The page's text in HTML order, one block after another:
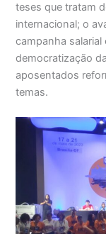
teses que tratam
internacional; o
campanha
democratização
aposentados
temas.